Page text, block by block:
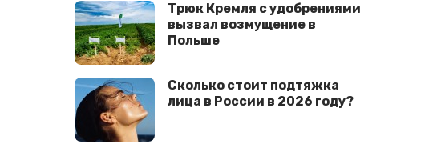
Трюк Кремля с удобрениями
вызвал возмущение в
Польше
Сколько стоит подтяжка
лица в России в 2026 году?